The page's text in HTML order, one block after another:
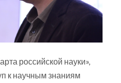
российской науки»,
к научным знаниям